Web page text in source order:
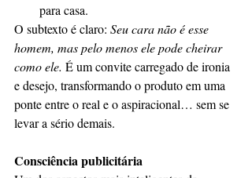
para casa.
O subtexto é claro: Seu cara não é esse
homem, mas pelo menos ele pode cheirar
como ele. É um convite carregado de ironia
e desejo, transformando o produto em uma
ponte entre o real e o aspiracional… sem se
levar a sério demais.
Consciência publicitária